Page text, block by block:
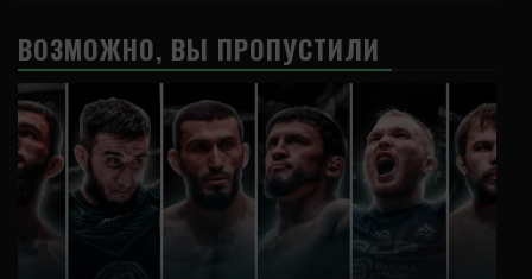
ВОЗМОЖНО, ВЫ ПРОПУСТИЛИ